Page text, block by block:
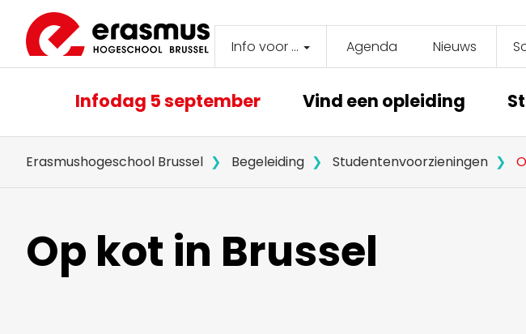
Overslaan
naar
Secondary
navigation
Info voor ... Agenda Nieuws
Main
navigation
Infodag 5 september Vind een opleiding
Erasmushogeschool Brussel Begeleiding Studentenvoorzieningen
Op kot in Brussel